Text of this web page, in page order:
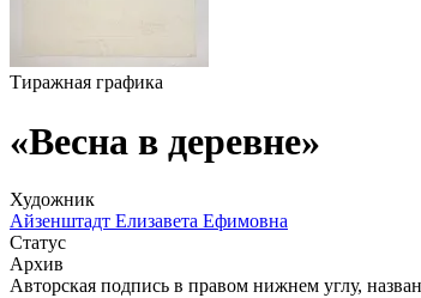
Тиражная графика
«Весна в деревне»
Художник
Айзенштадт Елизавета Ефимовна
Статус
Архив
Авторская подпись в правом нижнем углу,